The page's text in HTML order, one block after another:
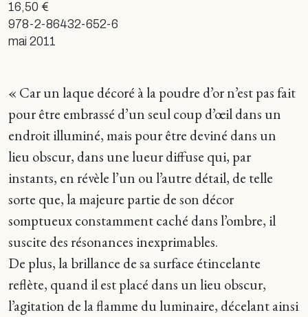
16,50 €
978-2-86432-652-6
mai 2011
« Car un laque décoré à la poudre d’or n’est pas fait
pour être embrassé d’un seul coup d’œil dans un
endroit illuminé, mais pour être deviné dans un
lieu obscur, dans une lueur diffuse qui, par
instants, en révèle l’un ou l’autre détail, de telle
sorte que, la majeure partie de son décor
somptueux constamment caché dans l’ombre, il
suscite des résonances inexprimables.
De plus, la brillance de sa surface étincelante
reflète, quand il est placé dans un lieu obscur,
l’agitation de la flamme du luminaire, décelant ainsi